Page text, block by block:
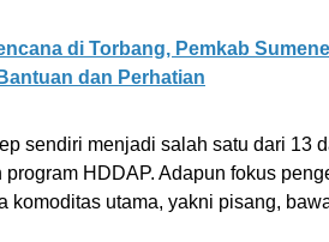
di Torbang, Pemkab
dan Perhatian
sendiri menjadi salah satu dari 13
HDDAP. Adapun fokus
komoditas utama, yakni pisang,